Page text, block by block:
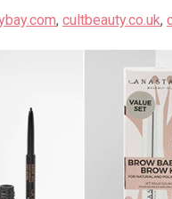
, cultbeauty.co.uk,